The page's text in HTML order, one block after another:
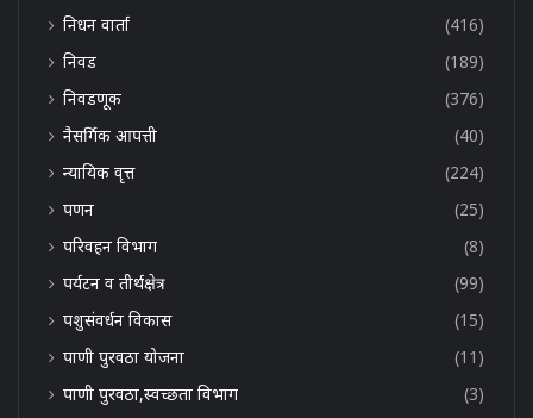
निधन वार्ता
(416)
निवड
(189)
निवडणूक
(376)
नैसर्गिक आपत्ती
(40)
न्यायिक वृत्त
(224)
पणन
(25)
परिवहन विभाग
(8)
पर्यटन व तीर्थक्षेत्र
(99)
पशुसंवर्धन विकास
(15)
पाणी पुरवठा योजना
(11)
पाणी पुरवठा,स्वच्छता विभाग
(3)